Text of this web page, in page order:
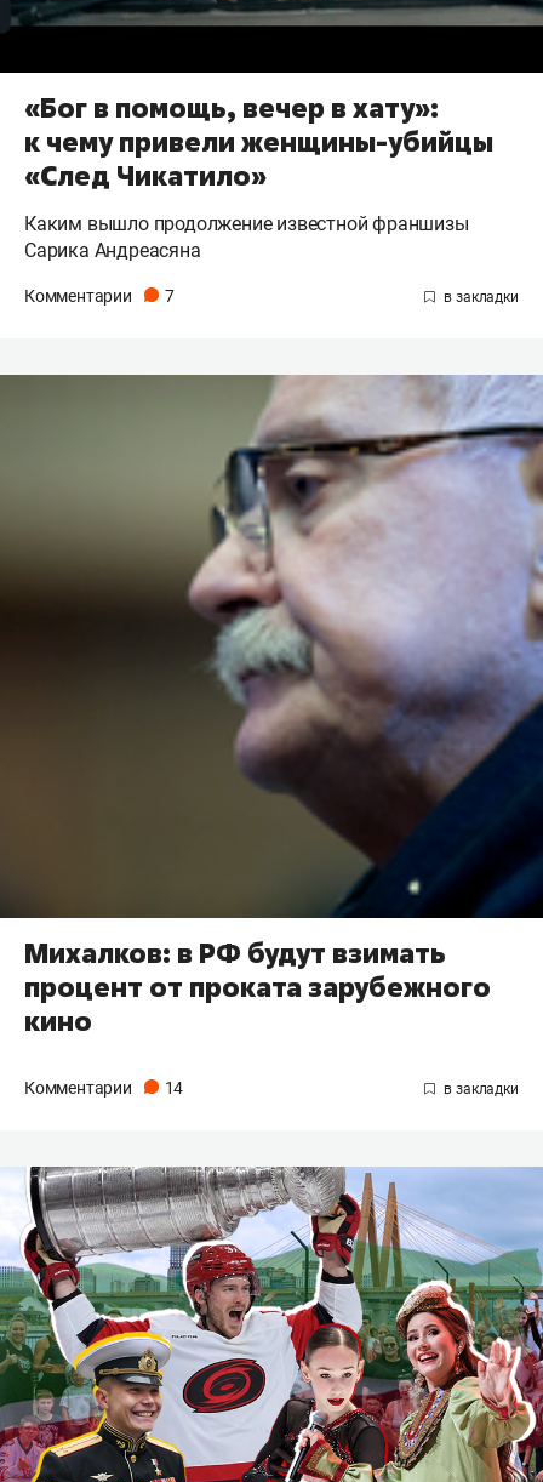
«Бог в помощь, вечер в хату»:
к чему привели женщины-убийцы
«След Чикатило»
Каким вышло продолжение известной франшизы
Сарика Андреасяна
Комментарии 7
Михалков: в РФ будут взимать
процент от проката зарубежного
кино
Комментарии 14